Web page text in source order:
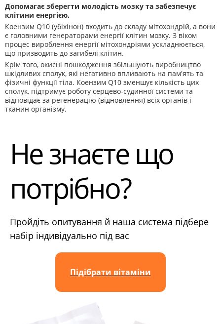
Допомагає зберегти молодість мозку та забезпечує
клітини енергією.
Коензим Q10 (убіхінон) входить до складу мітохондрій, а вони
є головними генераторами енергії клітин мозку. З віком
процес вироблення енергії мітохондріями ускладнюється,
що призводить до загибелі клітин.
Крім того, окисні пошкодження збільшують виробництво
шкідливих сполук, які негативно впливають на пам'ять та
фізичні функції тіла. Коензим Q10 зменшує кількість цих
сполук, підтримує роботу серцево-судинної системи та
відповідає за регенерацію (відновлення) всіх органів і
тканин організму.
Не знаєте що
потрібно?
Пройдіть опитування й наша система підбере
набір індивідуально під вас
Підібрати вітаміни